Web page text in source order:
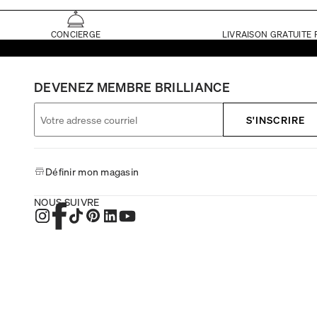
CONCIERGE LIVRAISON GRATUITE
DEVENEZ MEMBRE BRILLIANCE
S'INSCRIRE
Définir mon magasin
NOUS SUIVRE